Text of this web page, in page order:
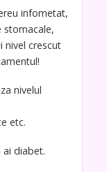
infometat,
stomacale,
nivel crescut
nivelul
etc.
ai diabet.